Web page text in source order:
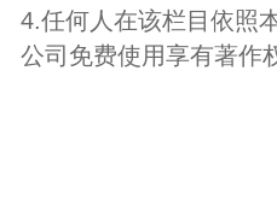
4.任何人在该栏目依照
公司免费使用享有著作